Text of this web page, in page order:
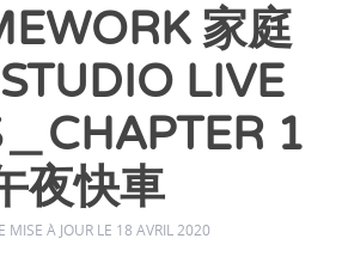
家庭
LIVE
CHAPTER 1
夜快車
MISE À JOUR LE 18 AVRIL 2020